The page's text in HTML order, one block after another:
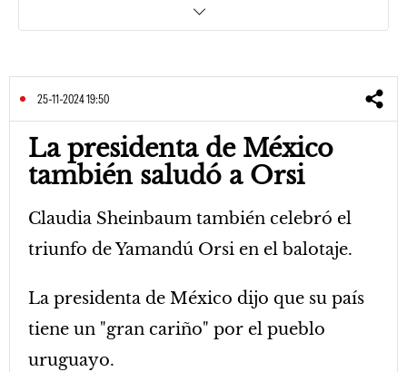
25-11-2024 19:50
La presidenta de México
también saludó a Orsi
Claudia Sheinbaum también celebró el
triunfo de Yamandú Orsi en el balotaje.
La presidenta de México dijo que su país
tiene un "gran cariño" por el pueblo
uruguayo.